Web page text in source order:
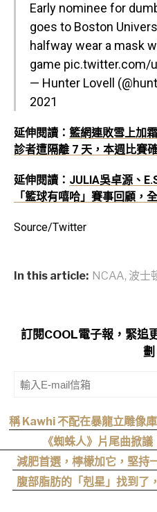
Early nominee for
goes to Boston
halfway wear a mask
game pic.twitter.com/
— Hunter Lovell
2021
延伸閱讀： 籃網連敗雪上加
診者遭隔離 7 天，本週比賽
延伸閱讀： JULIA吳卓源、
「籃球有嘻哈」賽事回顧，
Source/Twitter
In this article: NCAA, 波士
訂閱COOL電子報，緊追
劃
稱 Kawhi 不配在暴龍立雕像
《蜘蛛人》片尾曲掀
〈SpiderMan〉，網
減肥首選，檸檬加它，堅持
生
腹部脂肪的「剋星」找到了